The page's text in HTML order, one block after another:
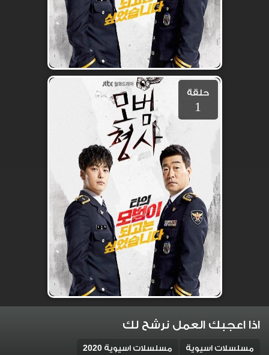
حلقة
1
اذا اعجبك العمل نرشح لك
مسلسلات اسيوية مسلسلات اسيوية 2020